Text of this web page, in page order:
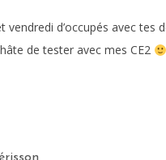
vendredi d’occupés avec tes
de tester avec mes CE2